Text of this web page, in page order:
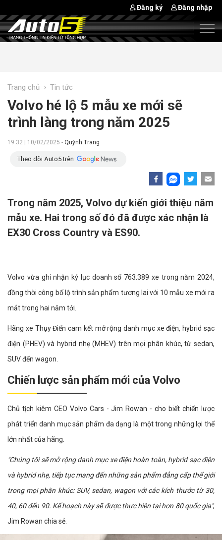
Đăng ký Đăng nhập
Trang chủ › Tin tức
Volvo hé lộ 5 mẫu xe mới sẽ
trình làng trong năm 2025
19:32 | 10/02/2025 - Quỳnh Trang
Theo dõi Auto5 trên
Trong năm 2025, Volvo dự kiến giới thiệu năm
mẫu xe. Hai trong số đó đã được xác nhận là
EX30 Cross Country và ES90.
Volvo vừa ghi nhận kỷ lục doanh số 763.389 xe trong năm 2024,
đồng thời công bố lộ trình sản phẩm tương lai với 10 mẫu xe mới ra
mắt trong hai năm tới.
Hãng xe Thụy Điển cam kết mở rộng danh mục xe điện, hybrid sạc
điện (PHEV) và hybrid nhẹ (MHEV) trên mọi phân khúc, từ sedan,
SUV đến wagon.
Chiến lược sản phẩm mới của Volvo
Chủ tịch kiêm CEO Volvo Cars - Jim Rowan - cho biết chiến lược
phát triển danh mục sản phẩm đa dạng là một trong những lợi thế
lớn nhất của hãng.
"Chúng tôi sẽ mở rộng danh mục xe điện hoàn toàn, hybrid sạc điện
và hybrid nhẹ, tiếp tục mang đến những sản phẩm đẳng cấp thế giới
trong mọi phân khúc: SUV, sedan, wagon với các kích thước từ 30,
40, 60 đến 90. Kế hoạch này sẽ được thực hiện tại hơn 80 quốc gia",
Jim Rowan chia sẻ.